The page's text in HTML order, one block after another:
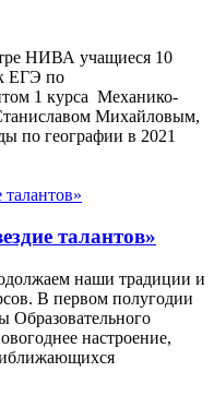
НИВА учащиеся 10
ЕГЭ по
1 курса Механико-
Михайловым,
по географии в 2021
талантов»
наши традиции и
В первом полугодии
Образовательного
настроение,